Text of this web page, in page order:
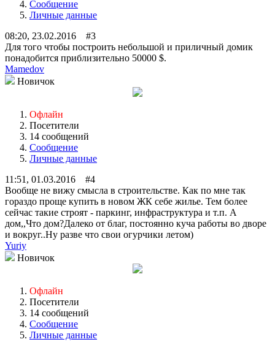
Сообщение
Личные данные
08:20, 23.02.2016 #3
Для того чтобы построить небольшой и приличный домик
понадобится приблизительно 50000 $.
Mamedov
Новичок
Офлайн
Посетители
14 сообщений
Сообщение
Личные данные
11:51, 01.03.2016 #4
Вообще не вижу смысла в строительстве. Как по мне так
гораздо проще купить в новом ЖК себе жилье. Тем более
сейчас такие строят - паркинг, инфраструктура и т.п. А
дом,,Что дом?Далеко от благ, постоянно куча работы во дворе
и вокруг..Ну разве что свои огурчики летом)
Yuriy
Новичок
Офлайн
Посетители
14 сообщений
Сообщение
Личные данные